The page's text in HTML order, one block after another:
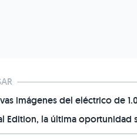
imágenes del eléctrico de
Edition, la última oportunidad